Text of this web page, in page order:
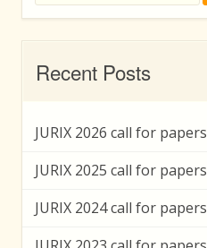
Recent Posts
JURIX 2026 call for papers
JURIX 2025 call for papers
JURIX 2024 call for papers